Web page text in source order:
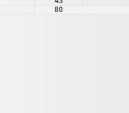
80